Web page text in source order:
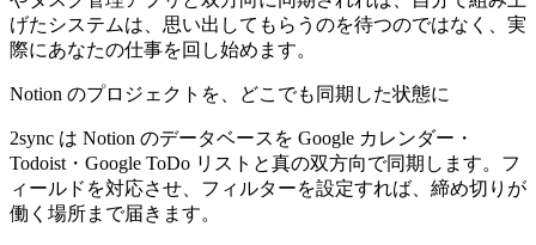
げたシステムは、思い出してもらうのを待つのではなく、実
際にあなたの仕事を回し始めます。
Notion のプロジェクトを、どこでも同期した状態に
2sync は Notion のデータベースを Google カレンダー・
Todoist・Google ToDo リストと真の双方向で同期します。フ
ィールドを対応させ、フィルターを設定すれば、締め切りが
働く場所まで届きます。